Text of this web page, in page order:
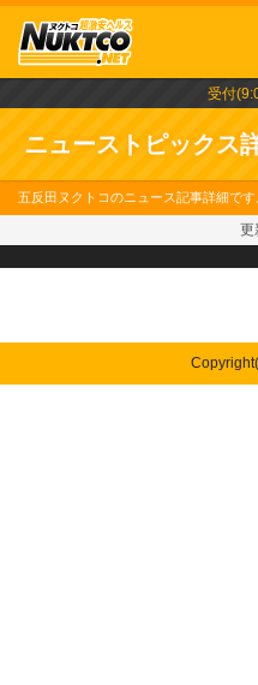
受付
ニューストピックス
五反田ヌクトコのニュース記事詳細です
更